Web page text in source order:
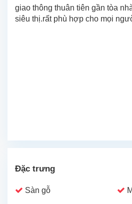
giao thông thuân tiên gần tòa
siêu thị.rất phù hợp cho mọi
Đặc trưng
Sàn gỗ